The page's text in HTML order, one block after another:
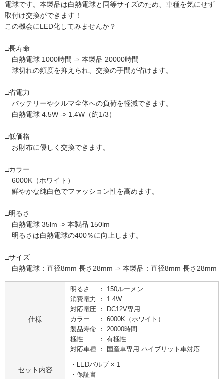
電球です。本製品は白熱電球と同等サイズのため、車種を気にせず
取付け交換ができます！
この機会にLED化してみませんか？
□長寿命
白熱電球 1000時間 ➾ 本製品 20000時間
球切れの頻度を抑えられ、交換の手間が省けます。
□省電力
バッテリーやクルマ全体への負荷を軽減できます。
白熱電球 4.5W ➾ 1.4W（約1/3）
□低価格
お財布に優しく交換できます。
□カラー
6000K（ホワイト）
鮮やかな純白色でファッション性を高めます。
□明るさ
白熱電球 35lm ➾ 本製品 150lm
明るさは白熱電球の400％に向上します。
□サイズ
白熱電球：直径8mm 長さ28mm ➾ 本製品：直径8mm 長さ28mm
仕様
明るさ ： 150ルーメン
消費電力 ： 1.4W
対応電圧 ： DC12V専用
カラー ： 6000K（ホワイト）
製品寿命 ： 20000時間
極性 ： 有極性
対応車種 ： 国産車専用 ハイブリット車対応
セット内容
・LEDバルブ × 1
・保証書